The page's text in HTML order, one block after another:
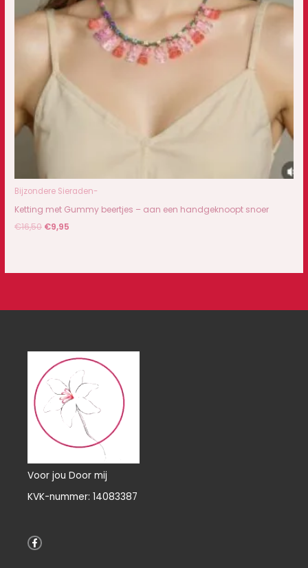
Bijzondere Sieraden-
Ketting met Gummy beertjes – aan een handgeknoopt snoer
€16,50 €9,95
Voor jou Door mij
KVK-nummer: 14083387
F
a